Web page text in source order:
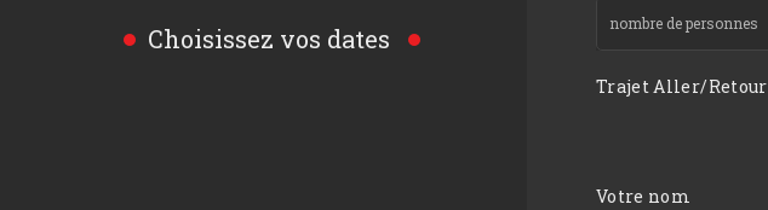
Choisissez vos dates
Trajet Aller/Retour
Votre nom